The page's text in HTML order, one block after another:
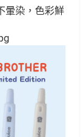
暈染，色彩鮮